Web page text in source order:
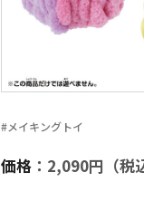
#メイキングトイ
価格 ：2,090円（税